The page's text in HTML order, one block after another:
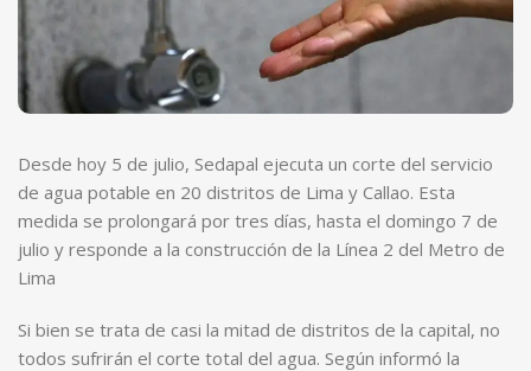
Desde hoy 5 de julio, Sedapal ejecuta un corte del servicio
de agua potable en 20 distritos de Lima y Callao. Esta
medida se prolongará por tres días, hasta el domingo 7 de
julio y responde a la construcción de la Línea 2 del Metro de
Lima
Si bien se trata de casi la mitad de distritos de la capital, no
todos sufrirán el corte total del agua. Según informó la